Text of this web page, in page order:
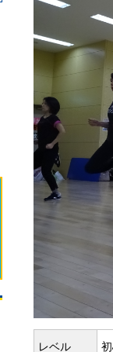
レベル